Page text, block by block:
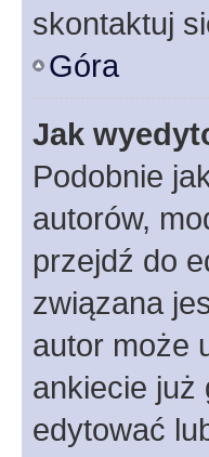
skontaktuj
Góra
Jak
Podobnie
autorów,
przejdź do
związana
autor może
ankiecie już
edytować